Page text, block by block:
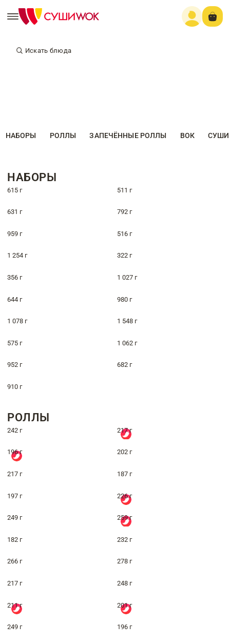
Искать блюда
НАБОРЫ РОЛЛЫ ЗАПЕЧЁННЫЕ РОЛЛЫ ВОК СУШИ
НАБОРЫ
615 г 511 г
631 г 792 г
959 г 516 г
1 254 г 322 г
356 г 1 027 г
644 г 980 г
1 078 г 1 548 г
575 г 1 062 г
952 г 682 г
910 г
РОЛЛЫ
242 г 217 г
196 г 202 г
217 г 187 г
197 г 226 г
249 г 259 г
182 г 232 г
266 г 278 г
217 г 248 г
211 г 201 г
249 г 196 г